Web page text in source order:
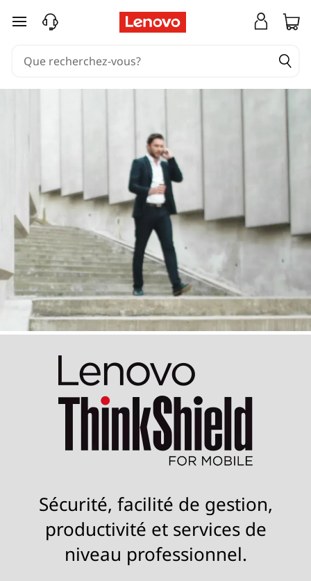
passer au contenu principal
Sécurité, facilité de gestion,
productivité et services de
niveau professionnel.